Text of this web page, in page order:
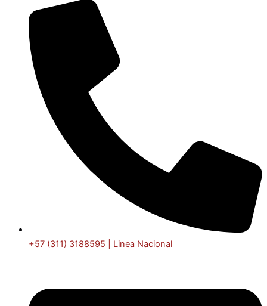
+57 (311) 3188595 | Linea Nacional